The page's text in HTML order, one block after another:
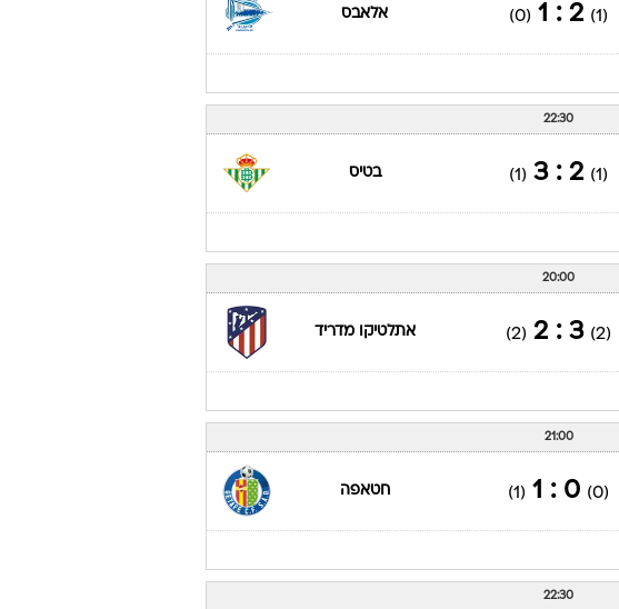
(1)
2 : 1
(0) אלאבס
22:30
(1)
2 : 3
(1) בטיס
20:00
(2)
3 : 2
(2) אתלטיקו מדריד
21:00
(0)
0 : 1
(1) חטאפה
22:30